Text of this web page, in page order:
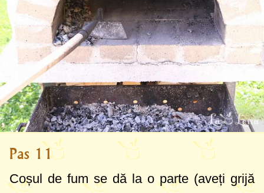
Pas 11
Coșul de fum se dă la o parte (aveți grijă